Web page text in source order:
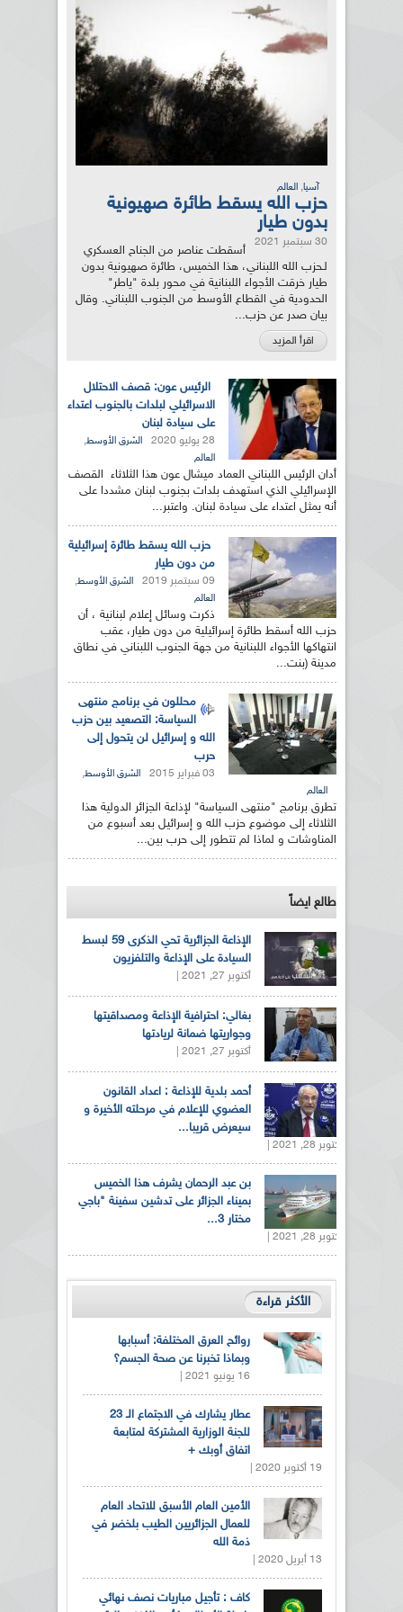
آسيا, العالم
حزب الله يسقط طائرة صهيونية
بدون طيار
30 سبتمبر 2021
أسقطت عناصر من الجناح العسكري
لـحزب الله اللبناني، هذا الخميس، طائرة صهيونية بدون
طيار خرقت الأجواء اللبنانية في محور بلدة "ياطر"
الحدودية في القطاع الأوسط من الجنوب اللبناني. وقال
بيان صدر عن حزب...
اقرأ المزيد
الرئيس عون: قصف الاحتلال
الاسرائيلي لبلدات بالجنوب اعتداء
على سيادة لبنان
28 يوليو 2020 الشرق الأوسط,
العالم
أدان الرئيس اللبناني العماد ميشال عون هذا الثلاثاء القصف
الإسرائيلي الذي استهدف بلدات بجنوب لبنان مشددا على
أنه يمثل اعتداء على سيادة لبنان. واعتبر...
حزب الله يسقط طائرة إسرائيلية
من دون طيار
09 سبتمبر 2019 الشرق الأوسط,
العالم
ذكرت وسائل إعلام لبنانية ، أن
حزب الله أسقط طائرة إسرائيلية من دون طيار، عقب
انتهاكها الأجواء اللبنانية من جهة الجنوب اللبناني في نطاق
مدينة (بنت...
محللون في برنامج منتهى
السياسة: التصعيد بين حزب
الله و إسرائيل لن يتحول إلى
حرب
03 فبراير 2015 الشرق الأوسط,
العالم
تطرق برنامج "منتهى السياسة" لإذاعة الجزائر الدولية هذا
الثلاثاء إلى موضوع حزب الله و إسرائيل بعد أسبوع من
المناوشات و لماذا لم تتطور إلى حرب بين...
طالع ايضاً
الإذاعة الجزائرية تحي الذكرى 59 لبسط
السيادة على الإذاعة والتلفزيون
أكتوبر 27, 2021 |
بغالي: احترافية الإذاعة ومصداقيتها
وجواريتها ضمانة لريادتها
أكتوبر 27, 2021 |
أحمد بلدية للإذاعة : اعداد القانون
العضوي للإعلام في مرحلته الأخيرة و
سيعرض قريبا...
أكتوبر 28, 2021 |
بن عبد الرحمان يشرف هذا الخميس
بميناء الجزائر على تدشين سفينة "باجي
مختار 3...
أكتوبر 28, 2021 |
الأكثر قراءة
روائح العرق المختلفة: أسبابها
وبماذا تخبرنا عن صحة الجسم؟
16 يونيو 2021 |
عطار يشارك في الاجتماع الـ 23
للجنة الوزارية المشتركة لمتابعة
اتفاق أوبك +
19 أكتوبر 2020 |
الأمين العام الأسبق للاتحاد العام
للعمال الجزائريين الطيب بلخضر في
ذمة الله
13 أبريل 2020 |
كاف : تأجيل مباريات نصف نهائي